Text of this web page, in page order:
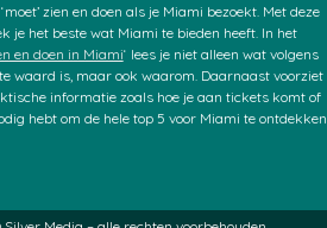
zien en doen als je Miami bezoekt. Met deze
je het beste wat Miami te bieden heeft. In het
en doen in Miami‘ lees je niet alleen wat volgens
waard is, maar ook waarom. Daarnaast voorziet
informatie zoals hoe je aan tickets komt of
hebt om de hele top 5 voor Miami te ontdekken.